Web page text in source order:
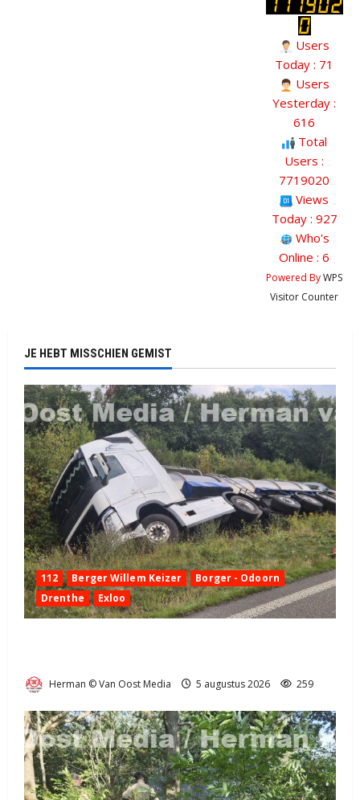
Users
Today : 71
Users
Yesterday :
616
Total
Users :
7719020
Views
Today : 927
Who's
Online : 6
Powered ByWPS
Visitor Counter
JE HEBT MISSCHIEN GEMIST
112 Berger Willem Keizer
Borger - Odoorn
Drenthe
Exloo
Herman © Van Oost Media 5 augustus 2026 259